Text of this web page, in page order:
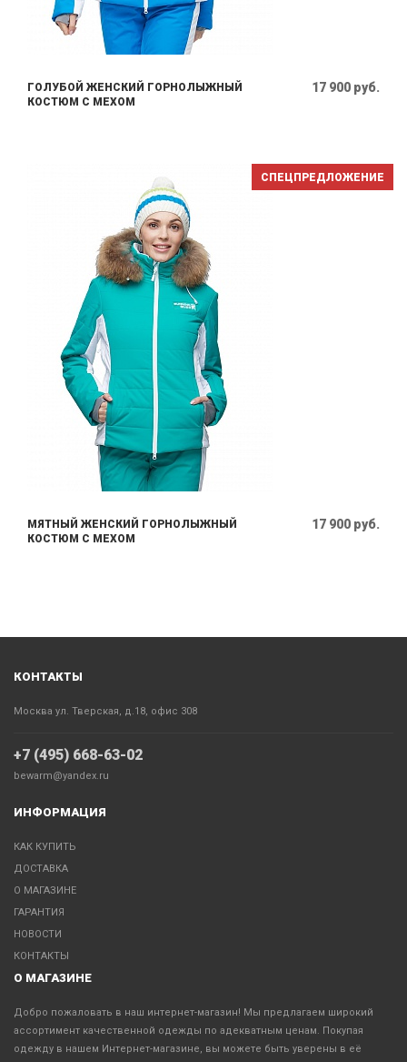
ГОЛУБОЙ ЖЕНСКИЙ ГОРНОЛЫЖНЫЙ
КОСТЮМ С МЕХОМ
17 900 руб.
СПЕЦПРЕДЛОЖЕНИЕ
МЯТНЫЙ ЖЕНСКИЙ ГОРНОЛЫЖНЫЙ
КОСТЮМ С МЕХОМ
17 900 руб.
КОНТАКТЫ
Москва ул. Тверская, д.18, офис 308
+7 (495) 668-63-02
bewarm@yandex.ru
ИНФОРМАЦИЯ
КАК КУПИТЬ
ДОСТАВКА
О МАГАЗИНЕ
ГАРАНТИЯ
НОВОСТИ
КОНТАКТЫ
О МАГАЗИНЕ
Добро пожаловать в наш интернет-магазин! Мы предлагаем широкий
ассортимент качественной одежды по адекватным ценам. Покупая
одежду в нашем Интернет-магазине, вы можете быть уверены в её